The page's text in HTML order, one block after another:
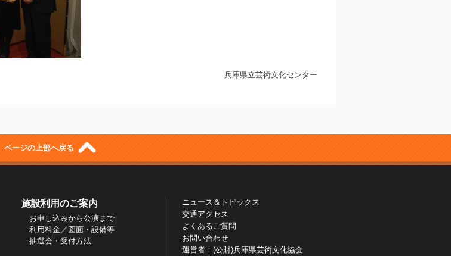
兵庫県立芸術文化センター
ページの上部へ戻る
施設利用のご案内
お申し込みから公演まで
利用料金／図面・設備等
抽選会・受付方法
ニュース＆トピックス
交通アクセス
よくあるご質問
お問い合わせ
運営者：(公財)兵庫県芸術文化協会